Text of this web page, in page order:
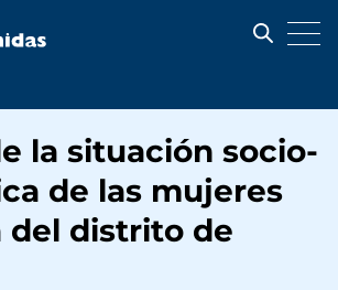
la situación socio-
de las mujeres
del distrito de